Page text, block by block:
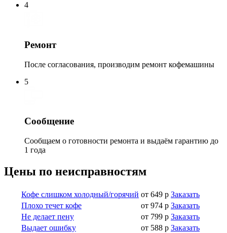
4
Ремонт
После согласования, производим ремонт кофемашины
5
Сообщение
Сообщаем о готовности ремонта и выдаём гарантию до
1 года
Цены по неисправностям
Кофе слишком холодный/горячий от 649 р Заказать
Плохо течет кофе
от 974 р Заказать
Не делает пену
от 799 р Заказать
Выдает ошибку
от 588 р Заказать